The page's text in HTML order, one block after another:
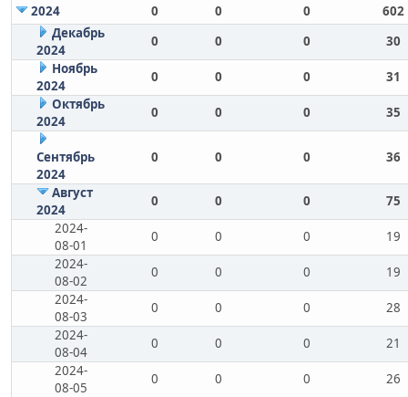
2024
0 0 0
602
Декабрь
2024
0 0 0
30
Ноябрь
2024
0 0 0
31
Октябрь
2024
0 0 0 35
Сентябрь
2024
0 0 0 36
Август
2024
0 0 0
75
2024-
08-01
0 0 0
19
2024-
08-02
0 0 0
19
2024-
08-03
0 0 0
28
2024-
08-04
0 0 0
21
2024-
08-05
0 0 0
26